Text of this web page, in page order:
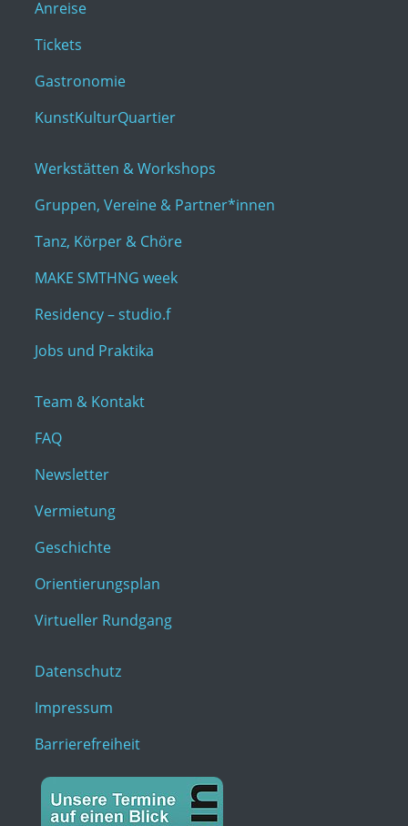
Anreise
Tickets
Gastronomie
KunstKulturQuartier
Werkstätten & Workshops
Gruppen, Vereine & Partner*innen
Tanz, Körper & Chöre
MAKE SMTHNG week
Residency – studio.f
Jobs und Praktika
Team & Kontakt
FAQ
Newsletter
Vermietung
Geschichte
Orientierungsplan
Virtueller Rundgang
Datenschutz
Impressum
Barrierefreiheit